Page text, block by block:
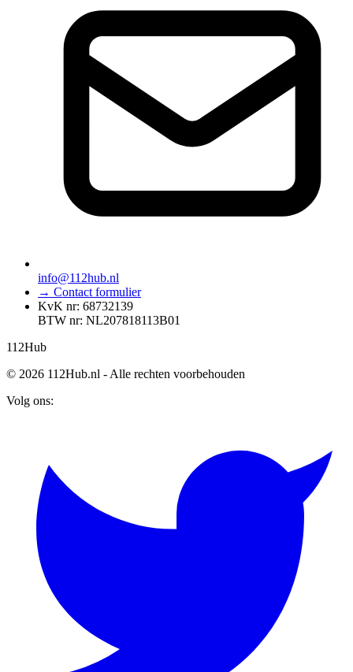
info@112hub.nl
→ Contact formulier
KvK nr: 68732139
BTW nr: NL207818113B01
112Hub
© 2026 112Hub.nl - Alle rechten voorbehouden
Volg ons: